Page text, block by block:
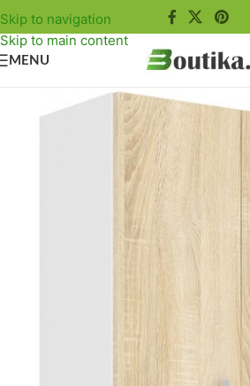
Skip to navigation
Skip to main content
MENU